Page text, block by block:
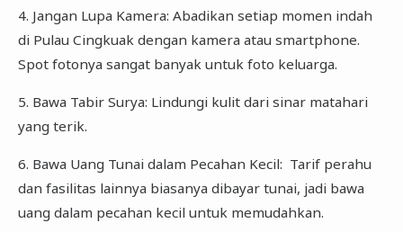
4. Jangan Lupa Kamera: Abadikan setiap momen indah
di Pulau Cingkuak dengan kamera atau smartphone.
Spot fotonya sangat banyak untuk foto keluarga.
5. Bawa Tabir Surya: Lindungi kulit dari sinar matahari
yang terik.
6. Bawa Uang Tunai dalam Pecahan Kecil: Tarif perahu
dan fasilitas lainnya biasanya dibayar tunai, jadi bawa
uang dalam pecahan kecil untuk memudahkan.